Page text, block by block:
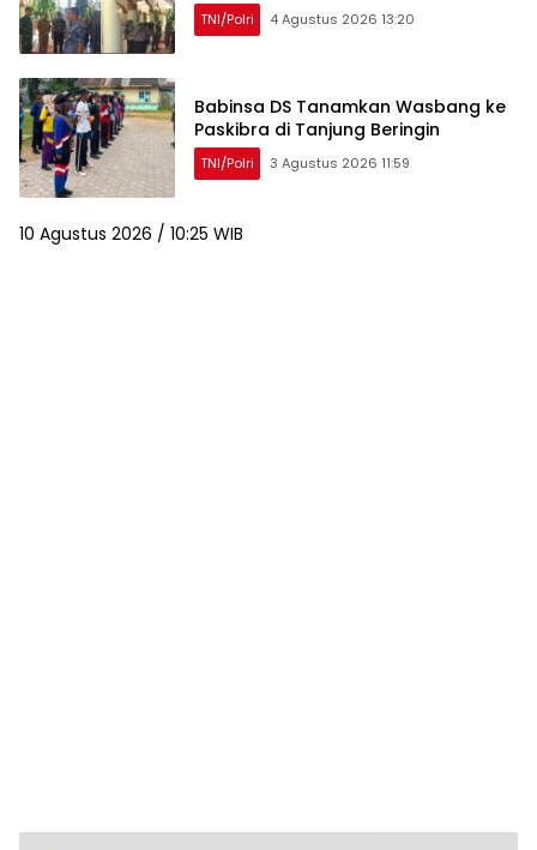
TNI/Polri 4 Agustus 2026 13:20
Babinsa DS Tanamkan Wasbang ke
Paskibra di Tanjung Beringin
TNI/Polri 3 Agustus 2026 11:59
10 Agustus 2026 / 10:25 WIB